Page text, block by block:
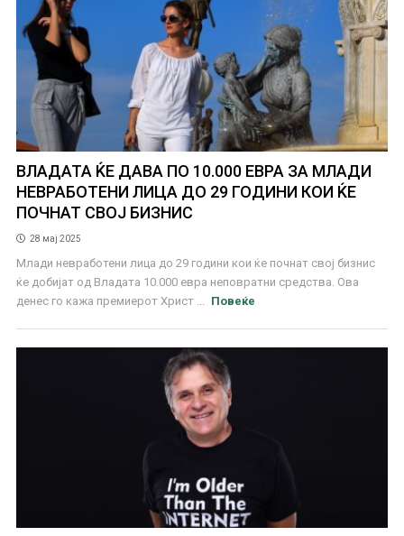
ВЛАДАТА ЌЕ ДАВА ПО 10.000 ЕВРА ЗА МЛАДИ
НЕВРАБОТЕНИ ЛИЦА ДО 29 ГОДИНИ КОИ ЌЕ
ПОЧНАТ СВОЈ БИЗНИС
28 мај 2025
Млади невработени лица до 29 години кои ќе почнат свој бизнис
ќе добијат од Владата 10.000 евра неповратни средства. Ова
денес го кажа премиерот Христ ...
Повеќе